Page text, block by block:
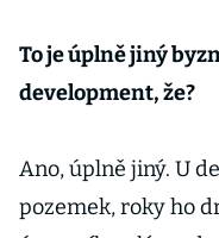
To je úplně jiný
development, že?
Ano, úplně jiný. U
pozemek, roky ho